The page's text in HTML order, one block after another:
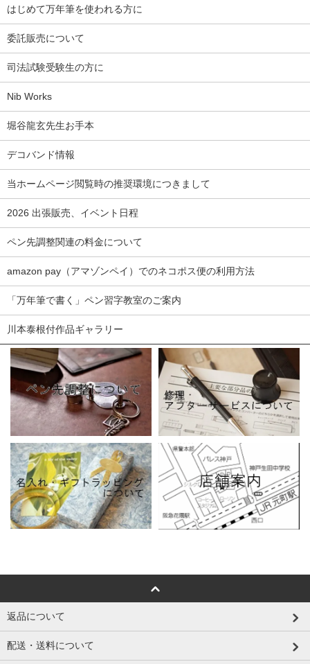
はじめて万年筆を使われる方に
委託販売について
司法試験受験生の方に
Nib Works
堀谷龍玄先生お手本
デコバンド情報
当ホームページ閲覧時の推奨環境につきまして
2026 出張販売、イベント日程
ペン先調整関連の料金について
amazon pay（アマゾンペイ）でのネコポス便の利用方法
「万年筆で書く」ペン習字教室のご案内
川本泰根付作品ギャラリー
返品について
配送・送料について